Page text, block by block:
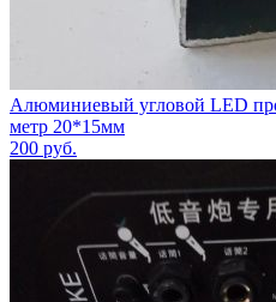
Алюминиевый угловой LED
метр 20*15мм
200 руб.